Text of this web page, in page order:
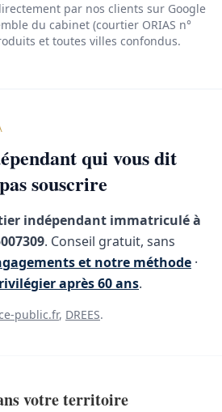
par nos clients sur Google
du cabinet (courtier ORIAS n°
et toutes villes confondus.
qui vous dit
souscrire
indépendant immatriculé à
. Conseil gratuit, sans
et notre méthode ·
après 60 ans.
public.fr, DREES.
votre territoire